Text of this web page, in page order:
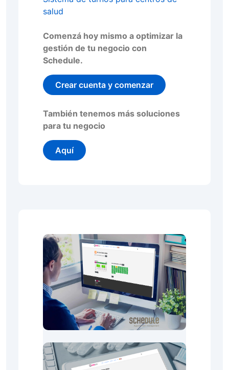
salud
Comenzá hoy mismo a optimizar la
gestión de tu negocio con
Schedule.
Crear cuenta y comenzar
También tenemos más soluciones
para tu negocio
Aquí